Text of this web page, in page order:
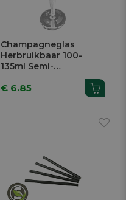
Champagneglas
Herbruikbaar 100-
135ml Semi-
Stuks
€ 6.85